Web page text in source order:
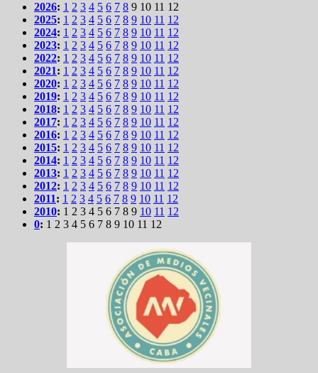
2026: 1 2 3 4 5 6 7 8 9 10 11 12
2025: 1 2 3 4 5 6 7 8 9 10 11 12
2024: 1 2 3 4 5 6 7 8 9 10 11 12
2023: 1 2 3 4 5 6 7 8 9 10 11 12
2022: 1 2 3 4 5 6 7 8 9 10 11 12
2021: 1 2 3 4 5 6 7 8 9 10 11 12
2020: 1 2 3 4 5 6 7 8 9 10 11 12
2019: 1 2 3 4 5 6 7 8 9 10 11 12
2018: 1 2 3 4 5 6 7 8 9 10 11 12
2017: 1 2 3 4 5 6 7 8 9 10 11 12
2016: 1 2 3 4 5 6 7 8 9 10 11 12
2015: 1 2 3 4 5 6 7 8 9 10 11 12
2014: 1 2 3 4 5 6 7 8 9 10 11 12
2013: 1 2 3 4 5 6 7 8 9 10 11 12
2012: 1 2 3 4 5 6 7 8 9 10 11 12
2011: 1 2 3 4 5 6 7 8 9 10 11 12
2010: 1 2 3 4 5 6 7 8 9 10 11 12
0: 1 2 3 4 5 6 7 8 9 10 11 12